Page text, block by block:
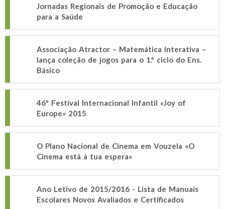
Jornadas Regionais de Promoção e Educação
para a Saúde
Associação Atractor – Matemática Interativa –
lança coleção de jogos para o 1.º ciclo do Ens.
Básico
46º Festival Internacional Infantil «Joy of
Europe» 2015
O Plano Nacional de Cinema em Vouzela «O
Cinema está à tua espera»
Ano Letivo de 2015/2016 - Lista de Manuais
Escolares Novos Avaliados e Certificados